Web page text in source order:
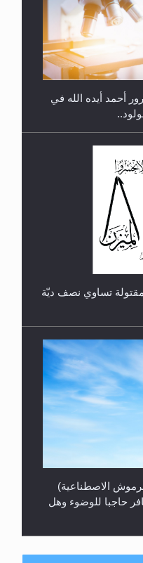
4...
أحمد أيده الله في
تساوي نصف ديّة
الاصطناعية)
حاجبا للوضوء وهل